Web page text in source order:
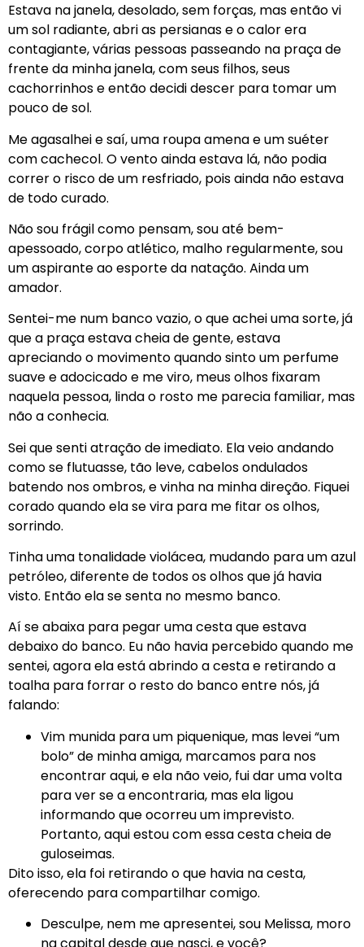
Estava na janela, desolado, sem forças, mas então vi
um sol radiante, abri as persianas e o calor era
contagiante, várias pessoas passeando na praça de
frente da minha janela, com seus filhos, seus
cachorrinhos e então decidi descer para tomar um
pouco de sol.
Me agasalhei e saí, uma roupa amena e um suéter
com cachecol. O vento ainda estava lá, não podia
correr o risco de um resfriado, pois ainda não estava
de todo curado.
Não sou frágil como pensam, sou até bem-
apessoado, corpo atlético, malho regularmente, sou
um aspirante ao esporte da natação. Ainda um
amador.
Sentei-me num banco vazio, o que achei uma sorte, já
que a praça estava cheia de gente, estava
apreciando o movimento quando sinto um perfume
suave e adocicado e me viro, meus olhos fixaram
naquela pessoa, linda o rosto me parecia familiar, mas
não a conhecia.
Sei que senti atração de imediato. Ela veio andando
como se flutuasse, tão leve, cabelos ondulados
batendo nos ombros, e vinha na minha direção. Fiquei
corado quando ela se vira para me fitar os olhos,
sorrindo.
Tinha uma tonalidade violácea, mudando para um azul
petróleo, diferente de todos os olhos que já havia
visto. Então ela se senta no mesmo banco.
Aí se abaixa para pegar uma cesta que estava
debaixo do banco. Eu não havia percebido quando me
sentei, agora ela está abrindo a cesta e retirando a
toalha para forrar o resto do banco entre nós, já
falando:
Vim munida para um piquenique, mas levei “um
bolo” de minha amiga, marcamos para nos
encontrar aqui, e ela não veio, fui dar uma volta
para ver se a encontraria, mas ela ligou
informando que ocorreu um imprevisto.
Portanto, aqui estou com essa cesta cheia de
guloseimas.
Dito isso, ela foi retirando o que havia na cesta,
oferecendo para compartilhar comigo.
Desculpe, nem me apresentei, sou Melissa, moro